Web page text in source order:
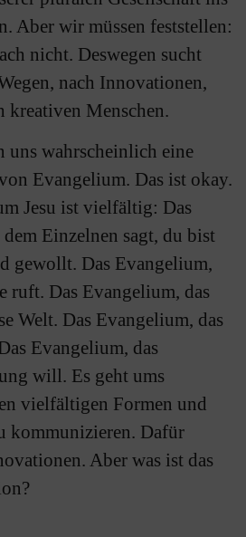
Aber wir müssen feststellen:
nicht. Deswegen sucht
nach Innovationen,
kreativen Menschen.
uns wahrscheinlich eine
Evangelium. Das ist okay.
Jesu ist vielfältig: Das
Einzelnen sagt, du bist
gewollt. Das Evangelium,
ruft. Das Evangelium, das
Welt. Das Evangelium, das
Evangelium, das
will. Es geht ums
vielfältigen Formen und
kommunizieren. Dafür
Aber was ist das